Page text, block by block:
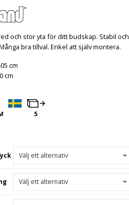
och stor yta för ditt budskap. Stabil och
bra tillval. Enkel att själv montera.
cm
cm